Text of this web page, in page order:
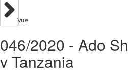
Vue
046/2020 - Ado
v Tanzania